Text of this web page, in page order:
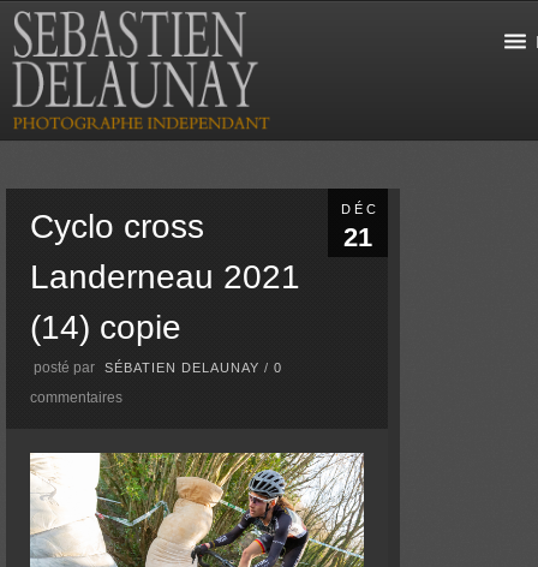
DÉC
21
Cyclo cross
Landerneau 2021
(14) copie
posté par SÉBATIEN DELAUNAY /0
commentaires